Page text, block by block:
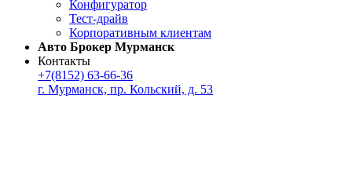
Конфигуратор
Тест-драйв
Корпоративным клиентам
Авто Брокер Мурманск
Контакты
+7(8152) 63-66-36
г. Мурманск, пр. Кольский, д. 53